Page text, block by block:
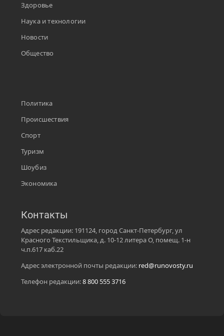
Здоровье
Наука и технологии
Новости
Общество
Политика
Происшествия
Спорт
Туризм
Шоубиз
Экономика
Контакты
Адрес редакции: 191124, город Санкт-Петербург, ул
Красного Текстильщика, д. 10-12 литера О, помещ. 1-н
ч.п.617 каб.22
Адрес электронной почты редакции: red@runovosty.ru
Телефон редакции:8 800 555 3716